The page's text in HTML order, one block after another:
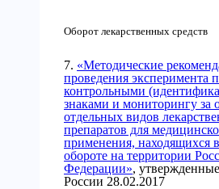
Оборот лекарственных средств
7. «Методические
проведения эксперимента
контрольными
знаками и мониторингу за
отдельных видов
препаратов для
применения, находящихся
обороте на территории
Федерации»,
России 28.02.2017